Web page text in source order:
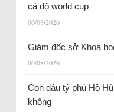
cá độ world cup
06/08/2026
Giám đốc sở Khoa
06/08/2026
Con dâu tỷ phú Hồ
không